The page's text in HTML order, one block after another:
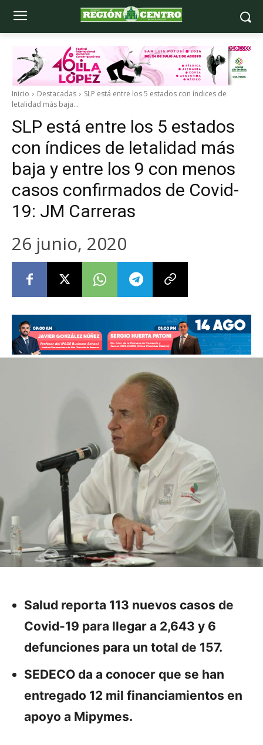
Inicio Destacadas
SLP está entre los 5 estados con índices de
letalidad más baja...
SLP está entre los 5 estados
con índices de letalidad más
baja y entre los 9 con menos
casos confirmados de Covid-
19: JM Carreras
26 junio, 2020
Salud reporta 113 nuevos casos de
Covid-19 para llegar a 2,643 y 6
defunciones para un total de 157.
SEDECO da a conocer que se han
entregado 12 mil financiamientos en
apoyo a Mipymes.